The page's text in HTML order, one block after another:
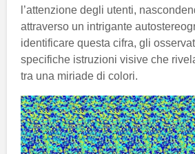
l’attenzione degli utenti,
attraverso un intrigante
identificare questa cifra, gli
specifiche istruzioni visive che
tra una miriade di colori.